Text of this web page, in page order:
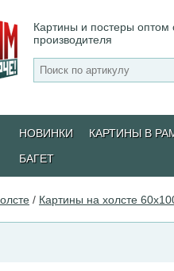
Картины и постеры оптом
производителя
НОВИНКИ КАРТИНЫ В
БАГЕТ
/ Картины на холсте